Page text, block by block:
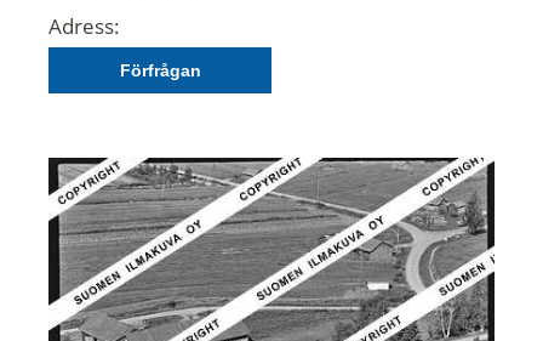
Adress:
Förfrågan